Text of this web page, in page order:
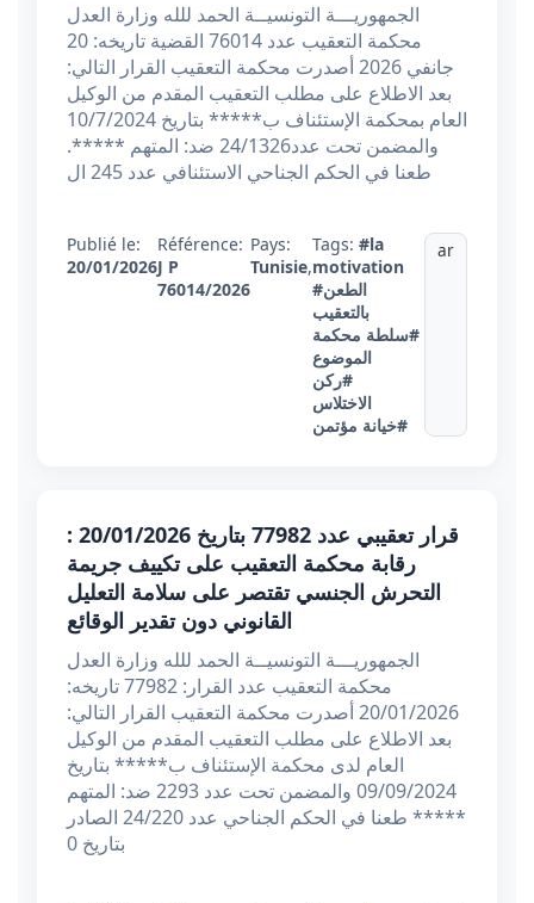
الجمهوريـــة التونسيــة الحمد للله وزارة العدل
محكمة التعقيب عدد 76014 القضية تاريخه: 20
جانفي 2026 أصدرت محكمة التعقيب القرار التالي:
بعد الاطلاع على مطلب التعقيب المقدم من الوكيل
العام بمحكمة الإستئناف ب***** بتاريخ 10/7/2024
والمضمن تحت عدد24/1326 ضد: المتهم *****.
طعنا في الحكم الجناحي الاستئنافي عدد 245 ال
Publié le:
20/01/2026
Référence:
J P
76014/2026
Pays:
Tunisie,
Tags: #la
motivation
#الطعن
بالتعقيب
#سلطة محكمة
الموضوع
#ركن
الاختلاس
#خيانة مؤتمن
ar
قرار تعقيبي عدد 77982 بتاريخ 20/01/2026 :
رقابة محكمة التعقيب على تكييف جريمة
التحرش الجنسي تقتصر على سلامة التعليل
القانوني دون تقدير الوقائع
الجمهوريـــة التونسيــة الحمد للله وزارة العدل
محكمة التعقيب عدد القرار: 77982 تاريخه:
20/01/2026 أصدرت محكمة التعقيب القرار التالي:
بعد الاطلاع على مطلب التعقيب المقدم من الوكيل
العام لدى محكمة الإستئناف ب***** بتاريخ
09/09/2024 والمضمن تحت عدد 2293 ضد: المتهم
***** طعنا في الحكم الجناحي عدد 24/220 الصادر
بتاريخ 0